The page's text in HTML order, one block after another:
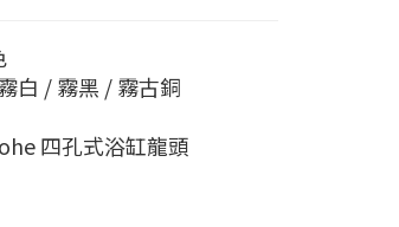
白 / 霧黑 / 霧古銅
四孔式浴缸龍頭